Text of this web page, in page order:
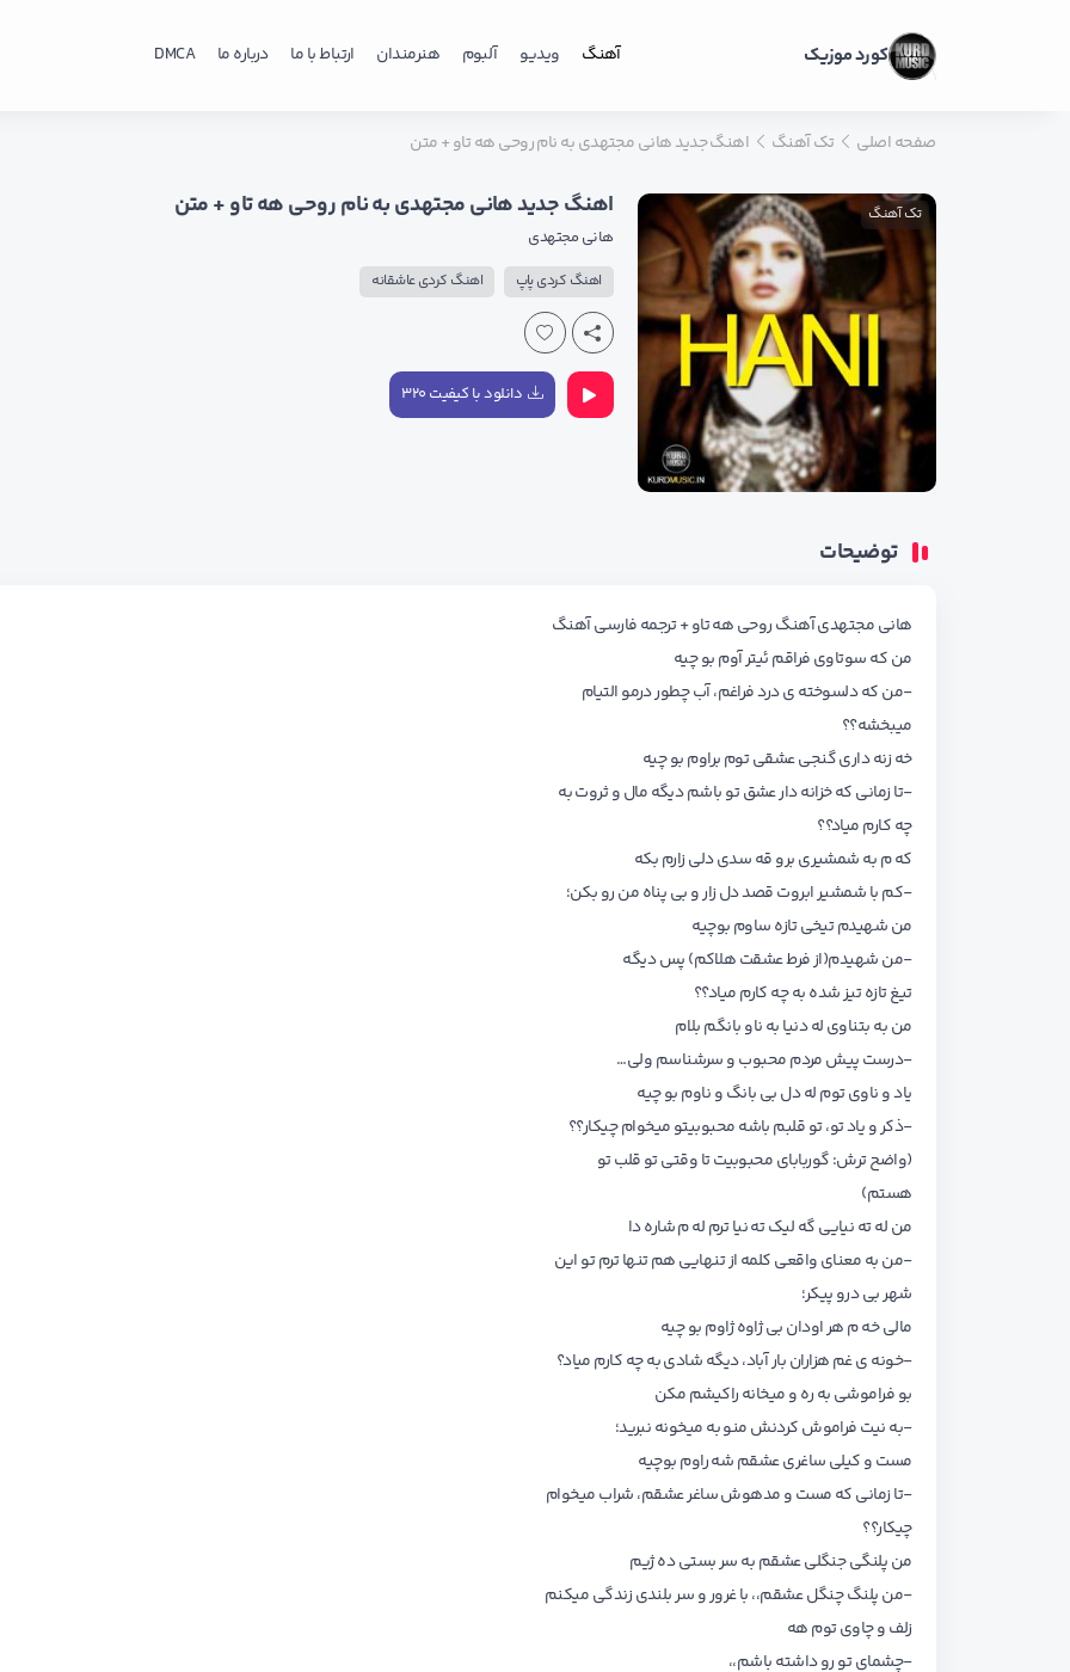
کورد موزیک آهنگ ویدیو آلبوم هنرمندان ارتباط با ما درباره ما DMCA
صفحه اصلی تک آهنگ اهنگ جدید هانی مجتهدی به نام روحی هه تاو + متن
تک آهنگ اهنگ جدید هانی مجتهدی به نام روحی هه تاو + متن
هانی مجتهدی
اهنگ کردی پاپ اهنگ کردی عاشقانه
دانلود با کیفیت ۳۲۰
توضیحات
هانی مجتهدی آهنگ روحی هه تاو + ترجمه فارسی آهنگ
من که سوتاوی فراقم ئیتر آوم بو چیه
-من که دلسوخته ی درد فراغم، آب چطور درمو التیام
میبخشه؟؟
خه زنه داری گنجی عشقی توم براوم بو چیه
-تا زمانی که خزانه دار عشق تو باشم دیگه مال و ثروت به
چه کارم میاد؟؟
که م به شمشیری برو قه سدی دلی زارم بکه
-کم با شمشیر ابروت قصد دل زار و بی پناه من رو بکن؛
من شهیدم تیخی تازه ساوم بوچیه
-من شهیدم(از فرط عشقت هلاکم) پس دیگه
تیغ تازه تیز شده به چه کارم میاد؟؟
من به بتناوی له دنیا به ناو بانگم بلام
-درست پیش مردم محبوب و سرشناسم ولی…
یاد و ناوی توم له دل بی بانگ و ناوم بو چیه
-ذکر و یاد تو، تو قلبم باشه محبوبیتو میخوام چیکار؟؟
(واضح ترش: گوربابای محبوبیت تا وقتی تو قلب تو
هستم)
من له ته نیایی گه لیک ته نیا ترم له م شاره دا
-من به معنای واقعی کلمه از تنهایی هم تنها ترم تو این
شهر بی درو پیکر؛
مالی خه م هر اودان بی ژاوه ژاوم بو چیه
-خونه ی غم هزاران بار آباد، دیگه شادی به چه کارم میاد؟
بو فراموشی به ره و میخانه راکیشم مکن
-به نیت فراموش کردنش منو به میخونه نبرید؛
مست و کیلی ساغری عشقم شه راوم بوچیه
-تا زمانی که مست و مدهوش ساغر عشقم، شراب میخوام
چیکار؟؟
من پلنگی جنگلی عشقم به سر بستی ده ژیم
-من پلنگ چنگل عشقم،، با غرور و سر بلندی زندگی میکنم
زلف و چاوی توم هه
-چشمای تو رو داشته باشم،،